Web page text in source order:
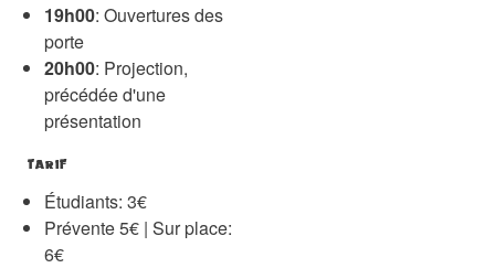
19h00: Ouvertures des
porte
20h00: Projection,
précédée d'une
présentation
TARIF
Étudiants: 3€
Prévente 5€ | Sur place:
6€